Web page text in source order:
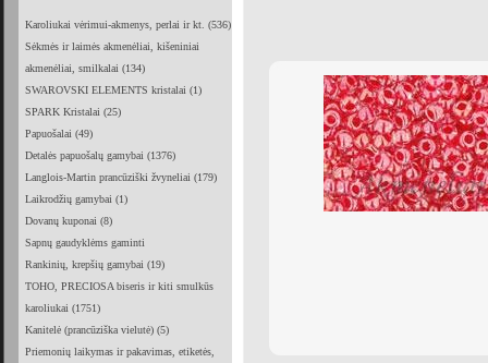
Karoliukai vėrimui-akmenys, perlai ir kt. (536)
Sėkmės ir laimės akmenėliai, kišeniniai
akmenėliai, smilkalai (134)
SWAROVSKI ELEMENTS kristalai (1)
SPARK Kristalai (25)
Papuošalai (49)
Detalės papuošalų gamybai (1376)
Langlois-Martin prancūziški žvyneliai (179)
Laikrodžių gamybai (1)
Dovanų kuponai (8)
Sapnų gaudyklėms gaminti
Rankinių, krepšių gamybai (19)
TOHO, PRECIOSA biseris ir kiti smulkūs
karoliukai (1751)
Kanitelė (prancūziška vielutė) (5)
Priemonių laikymas ir pakavimas, etiketės,